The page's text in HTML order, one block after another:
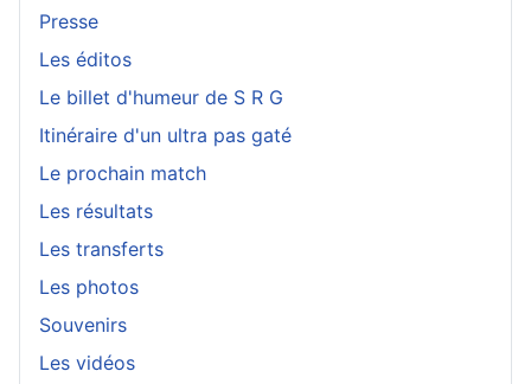
Presse
Les éditos
Le billet d'humeur de S R G
Itinéraire d'un ultra pas gaté
Le prochain match
Les résultats
Les transferts
Les photos
Souvenirs
Les vidéos